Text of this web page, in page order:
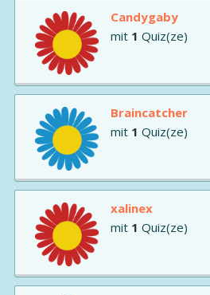
Candygaby
mit 1 Quiz(ze)
Braincatcher
mit 1 Quiz(ze)
xalinex
mit 1 Quiz(ze)